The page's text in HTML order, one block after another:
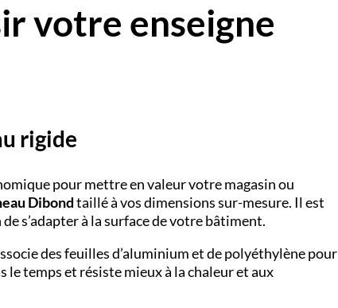
votre enseigne
rigide
pour mettre en valeur votre magasin ou
Dibondtaillé à vos dimensions sur-mesure. Il est
s’adapter à la surface de votre bâtiment.
des feuilles d’aluminium et de polyéthylène pour
le temps et résiste mieux à la chaleur et aux